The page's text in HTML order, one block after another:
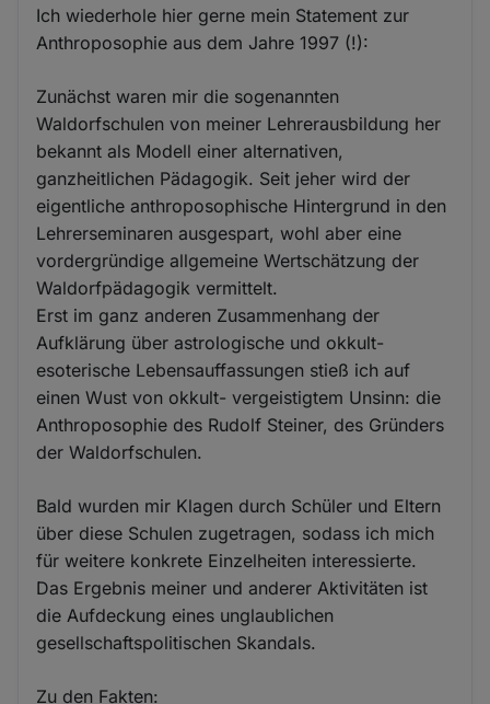
Ich wiederhole hier gerne mein Statement zur
Anthroposophie aus dem Jahre 1997 (!):
Zunächst waren mir die sogenannten
Waldorfschulen von meiner Lehrerausbildung her
bekannt als Modell einer alternativen,
ganzheitlichen Pädagogik. Seit jeher wird der
eigentliche anthroposophische Hintergrund in den
Lehrerseminaren ausgespart, wohl aber eine
vordergründige allgemeine Wertschätzung der
Waldorfpädagogik vermittelt.
Erst im ganz anderen Zusammenhang der
Aufklärung über astrologische und okkult-
esoterische Lebensauffassungen stieß ich auf
einen Wust von okkult- vergeistigtem Unsinn: die
Anthroposophie des Rudolf Steiner, des Gründers
der Waldorfschulen.
Bald wurden mir Klagen durch Schüler und Eltern
über diese Schulen zugetragen, sodass ich mich
für weitere konkrete Einzelheiten interessierte.
Das Ergebnis meiner und anderer Aktivitäten ist
die Aufdeckung eines unglaublichen
gesellschaftspolitischen Skandals.
Zu den Fakten: